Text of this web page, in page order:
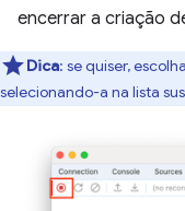
encerrar a criação
Dica: se quiser,
selecionando-a na lista